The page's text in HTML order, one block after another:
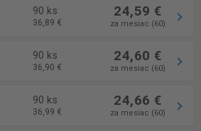
90 ks
36,89 €
24,59 €
za mesiac (60)
90 ks
36,90 €
24,60 €
za mesiac (60)
90 ks
36,99 €
24,66 €
za mesiac (60)